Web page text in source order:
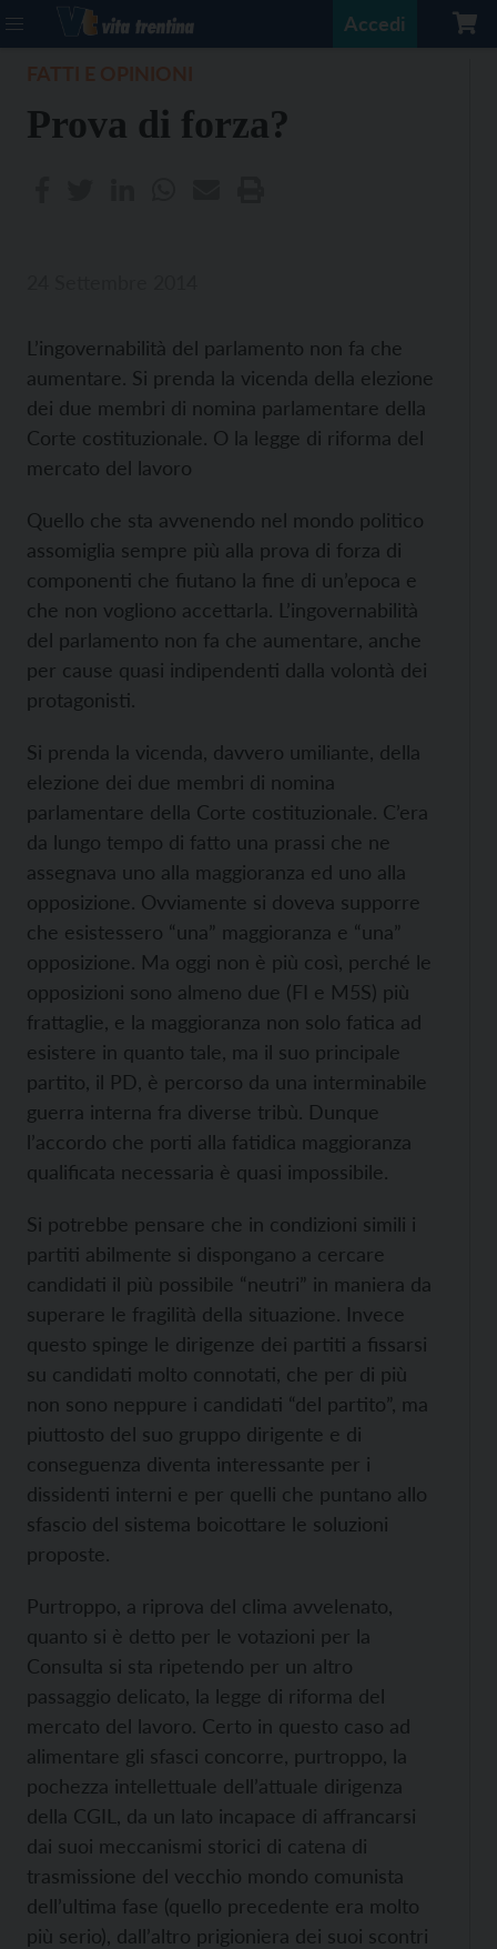
Accedi
Prova di forza?
L’ingovernabilità del parlamento non fa che
aumentare. Si prenda la vicenda della elezione
dei due membri di nomina parlamentare della
Corte costituzionale. O la legge di riforma del
mercato del lavoro
Quello che sta avvenendo nel mondo politico
assomiglia sempre più alla prova di forza di
componenti che fiutano la fine di un’epoca e
che non vogliono accettarla. L’ingovernabilità
del parlamento non fa che aumentare, anche
per cause quasi indipendenti dalla volontà dei
protagonisti.
Si prenda la vicenda, davvero umiliante, della
elezione dei due membri di nomina
parlamentare della Corte costituzionale. C’era
da lungo tempo di fatto una prassi che ne
assegnava uno alla maggioranza ed uno alla
opposizione. Ovviamente si doveva supporre
che esistessero “una” maggioranza e “una”
opposizione. Ma oggi non è più così, perché le
opposizioni sono almeno due (FI e M5S) più
frattaglie, e la maggioranza non solo fatica ad
esistere in quanto tale, ma il suo principale
partito, il PD, è percorso da una interminabile
guerra interna fra diverse tribù. Dunque
l’accordo che porti alla fatidica maggioranza
qualificata necessaria è quasi impossibile.
Si potrebbe pensare che in condizioni simili i
partiti abilmente si dispongano a cercare
candidati il più possibile “neutri” in maniera da
superare le fragilità della situazione. Invece
questo spinge le dirigenze dei partiti a fissarsi
su candidati molto connotati, che per di più
non sono neppure i candidati “del partito”, ma
piuttosto del suo gruppo dirigente e di
conseguenza diventa interessante per i
dissidenti interni e per quelli che puntano allo
sfascio del sistema boicottare le soluzioni
proposte.
Purtroppo, a riprova del clima avvelenato,
quanto si è detto per le votazioni per la
Consulta si sta ripetendo per un altro
passaggio delicato, la legge di riforma del
mercato del lavoro. Certo in questo caso ad
alimentare gli sfasci concorre, purtroppo, la
pochezza intellettuale dell’attuale dirigenza
della CGIL, da un lato incapace di affrancarsi
dai suoi meccanismi storici di catena di
trasmissione del vecchio mondo comunista
dell’ultima fase (quello precedente era molto
più serio), dall’altro prigioniera dei suoi scontri